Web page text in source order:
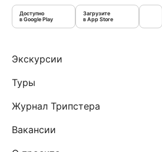
Доступно
в Google Play
Загрузите
в App Store
Экскурсии
Туры
Журнал Трипстера
Вакансии